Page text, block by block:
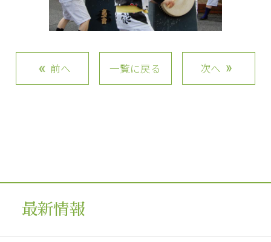
前へ 一覧に戻る 次へ
最新情報